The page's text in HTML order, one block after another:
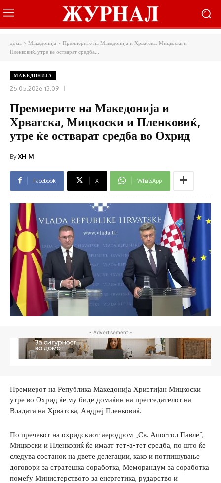
дома Македонија
Премиерите на Македонија и Хрватска, Мицкоски и
Пленковиќ, утре ќе остварат средба...
МАКЕДОНИЈА
25.05.2026 13:09
Премиерите на Македонија и
Хрватска, Мицкоски и Пленковиќ,
утре ќе остварат средба во Охрид
ByXH M
Facebook X WhatsApp
- Advertisement -
Премиерот на Република Македонија Христијан Мицкоски
утре во Охрид ќе му биде домаќин на претседателот на
Владата на Хрватска, Андреј Пленковиќ.
По пречекот на охридскиот аеродром „Св. Апостол Павле“,
Мицкоски и Пленковиќ ќе имаат тет-а-тет средба, по што ќе
следува состанок на двете делегации, како и потпишување
договори за стратешка соработка, Меморандум за соработка
помеѓу Министерството за енергетика, рударство и